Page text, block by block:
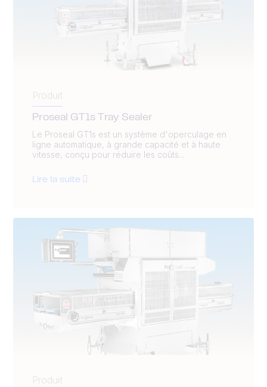
Produit
Proseal GT1s Tray Sealer
Le Proseal GT1s est un système d'operculage en
ligne automatique, à grande capacité et à haute
vitesse, conçu pour réduire les coûts...
Lire la suite
Produit